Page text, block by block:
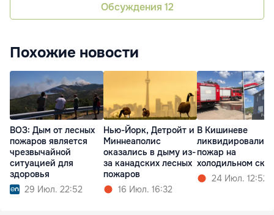
Обсуждения 12
Похожие новости
ВОЗ: Дым от лесных
пожаров является
чрезвычайной
ситуацией для
здоровья
29 Июл. 22:52
Нью-Йорк, Детройт и
Миннеаполис
оказались в дыму из-
за канадских лесных
пожаров
16 Июл. 16:32
В Кишиневе
ликвидировали
пожар на
холодильном
24 Июл. 12:52